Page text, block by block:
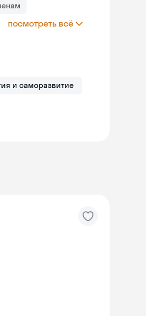
посмотреть всё
и саморазвитие